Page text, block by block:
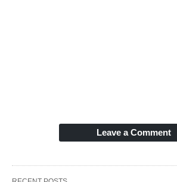
Leave a Comment